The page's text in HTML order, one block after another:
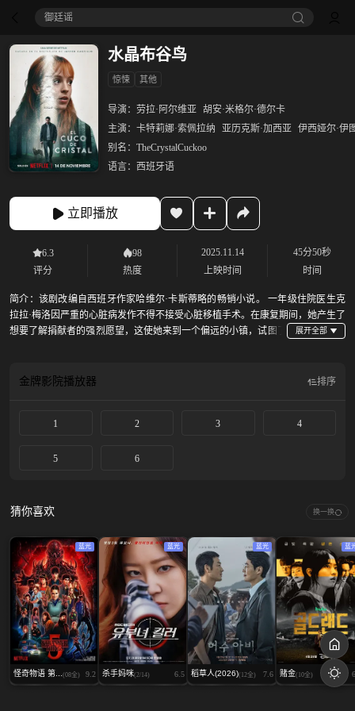
御廷谣‎
水晶布谷鸟
惊悚 其他
导演： 劳拉·阿尔维亚 胡安·米格尔·德尔卡
主演： 卡特莉娜·索佩拉纳 亚历克斯·加西亚 伊西娅尔·伊
别名： TheCrystalCuckoo
语言： 西班牙语
立即播放
6.3
评分
98
热度
2025.11.14
上映时间
45分50秒
时间
简介： 该剧改编自西班牙作家哈维尔·卡斯蒂略的畅销小说。 一年级住院医生克
拉拉·梅洛因严重的心脏病发作不得不接受心脏移植手术。在康复期间，她产生了
想要了解捐献者的强烈愿望，这使她来到一个偏远的小镇，试图了
了。
金牌影院播放器 排序
1 2 3 4
5 6
猜你喜欢 换一换
蓝光
怪奇物语 第... (08全) 9.2
蓝光
杀手妈咪(2/14) 6.5
蓝光
稻草人(2026)(12全) 7.6
蓝
赌金(10全)